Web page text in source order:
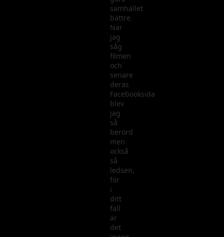
samhället
bättre.
När
jag
såg
filmen
och
senare
deras
Facebooksida
blev
jag
så
berörd
men
också
så
ledsen,
för
i
ditt
fall
är
det